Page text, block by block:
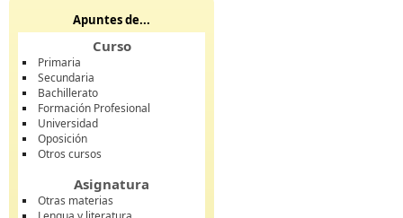
Apuntes de...
Curso
Primaria
Secundaria
Bachillerato
Formación Profesional
Universidad
Oposición
Otros cursos
Asignatura
Otras materias